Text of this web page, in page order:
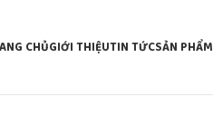
CHỦGIỚI THIỆUTIN TỨCSẢN PHẨM